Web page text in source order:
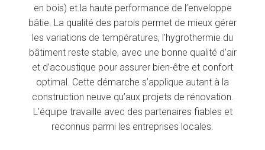
en bois) et la haute performance de l’enveloppe
bâtie. La qualité des parois permet de mieux gérer
les variations de températures, l’hygrothermie du
bâtiment reste stable, avec une bonne qualité d’air
et d’acoustique pour assurer bien-être et confort
optimal. Cette démarche s’applique autant à la
construction neuve qu’aux projets de rénovation.
L’équipe travaille avec des partenaires fiables et
reconnus parmi les entreprises locales.